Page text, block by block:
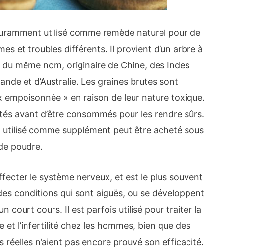
utilisé comme remède naturel pour de
et troubles différents. Il provient d’un arbre à
même nom, originaire de Chine, des Indes
et d’Australie. Les graines brutes sont
empoisonnée » en raison de leur nature toxique.
avant d’être consommés pour les rendre sûrs.
comme supplément peut être acheté sous
poudre.
le système nerveux, et est le plus souvent
conditions qui sont aiguës, ou se développent
court cours. Il est parfois utilisé pour traiter la
et l’infertilité chez les hommes, bien que des
réelles n’aient pas encore prouvé son efficacité.